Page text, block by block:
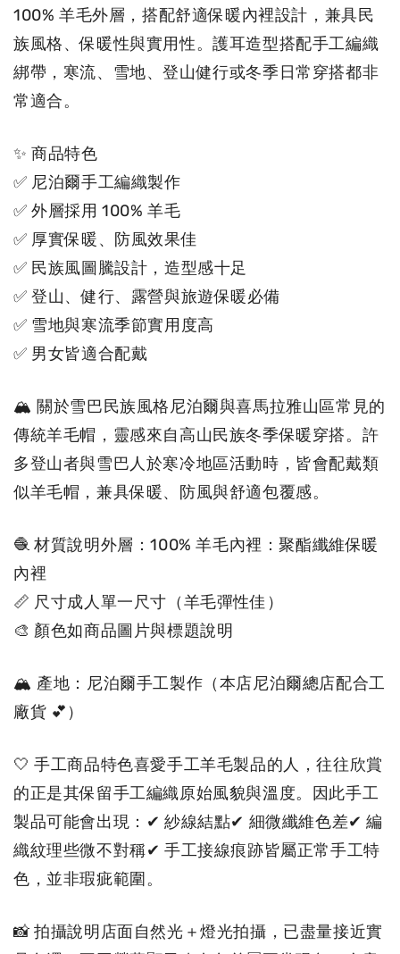
100% 羊毛外層，搭配舒適保暖內裡設計，兼具民
族風格、保暖性與實用性。護耳造型搭配手工編織
綁帶，寒流、雪地、登山健行或冬季日常穿搭都非
常適合。
✨ 商品特色
✅ 尼泊爾手工編織製作
✅ 外層採用 100% 羊毛
✅ 厚實保暖、防風效果佳
✅ 民族風圖騰設計，造型感十足
✅ 登山、健行、露營與旅遊保暖必備
✅ 雪地與寒流季節實用度高
✅ 男女皆適合配戴
🏔 關於雪巴民族風格尼泊爾與喜馬拉雅山區常見的
傳統羊毛帽，靈感來自高山民族冬季保暖穿搭。許
多登山者與雪巴人於寒冷地區活動時，皆會配戴類
似羊毛帽，兼具保暖、防風與舒適包覆感。
🧶 材質說明外層：100% 羊毛內裡：聚酯纖維保暖
內裡
📏 尺寸成人單一尺寸（羊毛彈性佳 ）
🎨 顏色如商品圖片與標題說明
🏔 產地：尼泊爾手工製作（本店尼泊爾總店配合工
廠貨 💕）
🤍 手工商品特色喜愛手工羊毛製品的人，往往欣賞
的正是其保留手工編織原始風貌與溫度。因此手工
製品可能會出現：✔ 紗線結點✔ 細微纖維色差✔ 編
織紋理些微不對稱✔ 手工接線痕跡皆屬正常手工特
色，並非瑕疵範圍。
📸 拍攝說明店面自然光＋燈光拍攝，已盡量接近實